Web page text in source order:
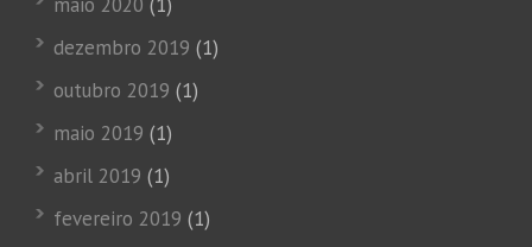
dezembro 2019 (1)
outubro 2019 (1)
maio 2019 (1)
abril 2019 (1)
fevereiro 2019 (1)